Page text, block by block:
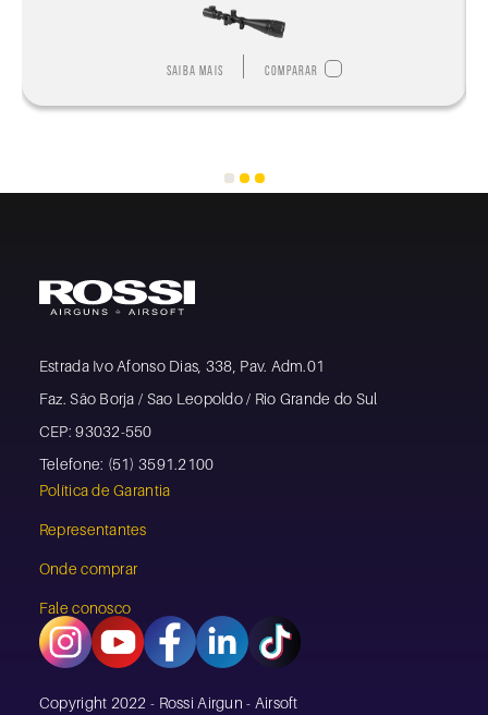
Saiba mais Comparar
Estrada Ivo Afonso Dias, 338, Pav. Adm.01
Faz. São Borja / Sao Leopoldo / Rio Grande do Sul
CEP: 93032-550
Telefone: (51) 3591.2100
Política de Garantia
Representantes
Onde comprar
Fale conosco
Copyright 2022 - Rossi Airgun - Airsoft